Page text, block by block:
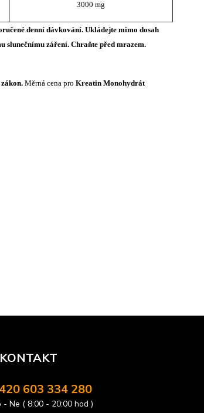
3000 mg
denní dávkování. Ukládejte mimo dosah
slunečnímu záření. Chraňte před mrazem.
Měrná cena pro Kreatin Monohydrát
KONTAKT
603 334 280
- Ne ( 8:00 - 20:00 hod )